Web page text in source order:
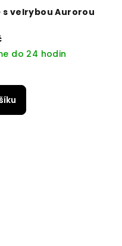
s velrybou Aurorou
do 24 hodin